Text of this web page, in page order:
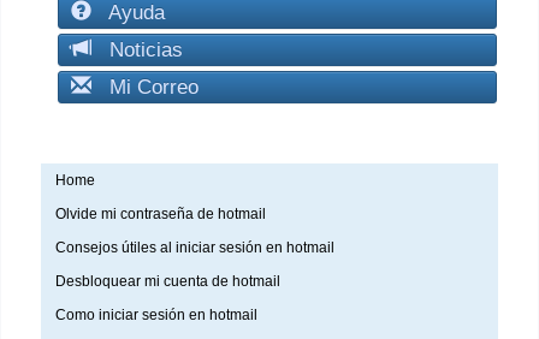
Ayuda
Noticias
Mi Correo
Home
Olvide mi contraseña de hotmail
Consejos útiles al iniciar sesión en hotmail
Desbloquear mi cuenta de hotmail
Como iniciar sesión en hotmail